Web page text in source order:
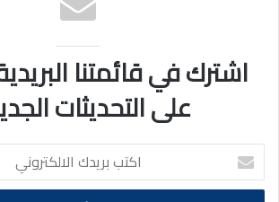
اشترك في قائمتنا
على التحديثات
اكتب
بريدك
الالكتروني